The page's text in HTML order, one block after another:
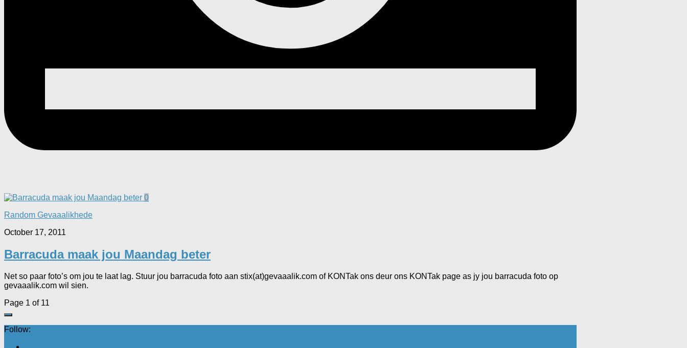
0
Random Gevaaalikhede
October 17, 2011
Barracuda maak jou Maandag beter
Net so paar foto’s om jou te laat lag. Stuur jou barracuda foto aan stix(at)gevaaalik.com of KONTak ons deur ons KONTak page as jy jou barracuda foto op
gevaaalik.com wil sien.
Page 1 of 11
Follow: